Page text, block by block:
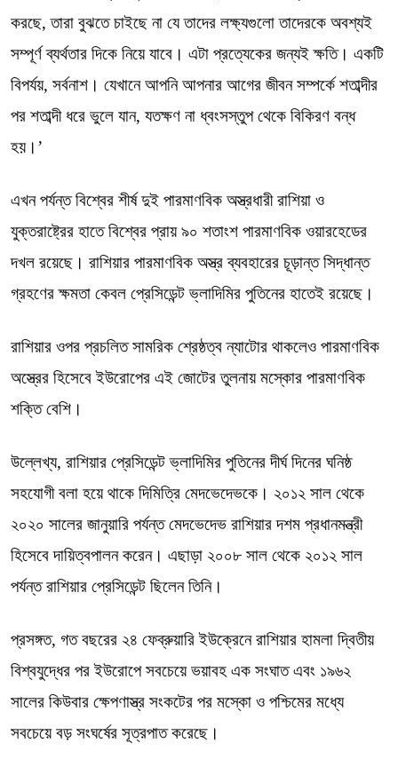
করছে, তারা বুঝতে চাইছে না যে তাদের লক্ষ্যগুলো তাদেরকে অবশ্যই
সম্পূর্ণ ব্যর্থতার দিকে নিয়ে যাবে। এটা প্রত্যেকের জন্যই ক্ষতি। একটি
বিপর্যয়, সর্বনাশ। যেখানে আপনি আপনার আগের জীবন সম্পর্কে শতাব্দীর
পর শতাব্দী ধরে ভুলে যান, যতক্ষণ না ধ্বংসস্তুপ থেকে বিকিরণ বন্ধ
হয়।’
এখন পর্যন্ত বিশ্বের শীর্ষ দুই পারমাণবিক অস্ত্রধারী রাশিয়া ও
যুক্তরাষ্ট্রের হাতে বিশ্বের প্রায় ৯০ শতাংশ পারমাণবিক ওয়ারহেডের
দখল রয়েছে। রাশিয়ার পারমাণবিক অস্ত্র ব্যবহারের চূড়ান্ত সিদ্ধান্ত
গ্রহণের ক্ষমতা কেবল প্রেসিডেন্ট ভ্লাদিমির পুতিনের হাতেই রয়েছে।
রাশিয়ার ওপর প্রচলিত সামরিক শ্রেষ্ঠত্ব ন্যাটোর থাকলেও পারমাণবিক
অস্ত্রের হিসেবে ইউরোপের এই জোটের তুলনায় মস্কোর পারমাণবিক
শক্তি বেশি।
উল্লেখ্য, রাশিয়ার প্রেসিডেন্ট ভ্লাদিমির পুতিনের দীর্ঘ দিনের ঘনিষ্ঠ
সহযোগী বলা হয়ে থাকে দিমিত্রি মেদভেদেভকে। ২০১২ সাল থেকে
২০২০ সালের জানুয়ারি পর্যন্ত মেদভেদেভ রাশিয়ার দশম প্রধানমন্ত্রী
হিসেবে দায়িত্বপালন করেন। এছাড়া ২০০৮ সাল থেকে ২০১২ সাল
পর্যন্ত রাশিয়ার প্রেসিডেন্ট ছিলেন তিনি।
প্রসঙ্গত, গত বছরের ২৪ ফেব্রুয়ারি ইউক্রেনে রাশিয়ার হামলা দ্বিতীয়
বিশ্বযুদ্ধের পর ইউরোপে সবচেয়ে ভয়াবহ এক সংঘাত এবং ১৯৬২
সালের কিউবার ক্ষেপণাস্ত্র সংকটের পর মস্কো ও পশ্চিমের মধ্যে
সবচেয়ে বড় সংঘর্ষের সূত্রপাত করেছে।